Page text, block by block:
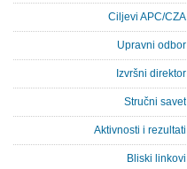
Ciljevi APC/CZA
Upravni odbor
Izvršni direktor
Stručni savet
Aktivnosti i rezultati
Bliski linkovi